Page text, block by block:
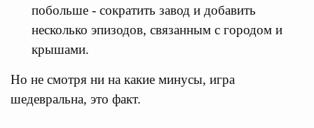
побольше - сократить завод и добавить
несколько эпизодов, связанным с городом и
крышами.
Но не смотря ни на какие минусы, игра
шедевральна, это факт.